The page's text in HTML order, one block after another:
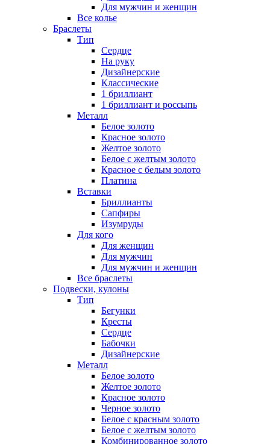
Для мужчин и женщин
Все колье
Браслеты
Тип
Сердце
На руку
Дизайнерские
Классические
1 бриллиант
1 бриллиант и россыпь
Металл
Белое золото
Красное золото
Желтое золото
Белое с желтым золото
Красное с белым золото
Платина
Вставки
Бриллианты
Сапфиры
Изумруды
Для кого
Для женщин
Для мужчин
Для мужчин и женщин
Все браслеты
Подвески, кулоны
Тип
Бегунки
Кресты
Сердце
Бабочки
Дизайнерские
Металл
Белое золото
Желтое золото
Красное золото
Черное золото
Белое с красным золото
Белое с желтым золото
Комбинированное золото